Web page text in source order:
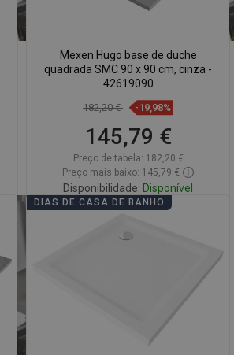
Mexen Hugo base de duche
quadrada SMC 90 x 90 cm, cinza -
42619090
182,20 € -19,98%
145,79 €
Preço de tabela: 182,20 €
Preço mais baixo: 145,79 €
Disponibilidade: Disponível
DIAS DE CASA DE BANHO